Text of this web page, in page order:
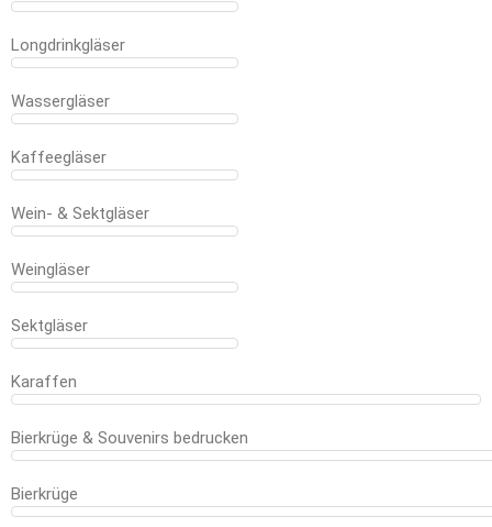
Longdrinkgläser
Wassergläser
Kaffeegläser
Wein- & Sektgläser
Weingläser
Sektgläser
Karaffen
Bierkrüge & Souvenirs bedrucken
Bierkrüge